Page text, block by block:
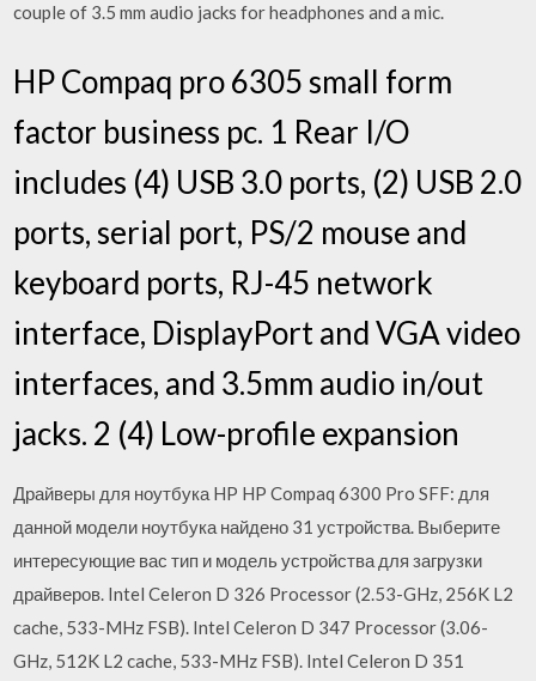
couple of 3.5 mm audio jacks for headphones and a mic.
HP Compaq pro 6305 small form
factor business pc. 1 Rear I/O
includes (4) USB 3.0 ports, (2) USB 2.0
ports, serial port, PS/2 mouse and
keyboard ports, RJ-45 network
interface, DisplayPort and VGA video
interfaces, and 3.5mm audio in/out
jacks. 2 (4) Low-profile expansion
Драйверы для ноутбука HP HP Compaq 6300 Pro SFF: для
данной модели ноутбука найдено 31 устройства. Выберите
интересующие вас тип и модель устройства для загрузки
драйверов. Intel Celeron D 326 Processor (2.53-GHz, 256K L2
cache, 533-MHz FSB). Intel Celeron D 347 Processor (3.06-
GHz, 512K L2 cache, 533-MHz FSB). Intel Celeron D 351